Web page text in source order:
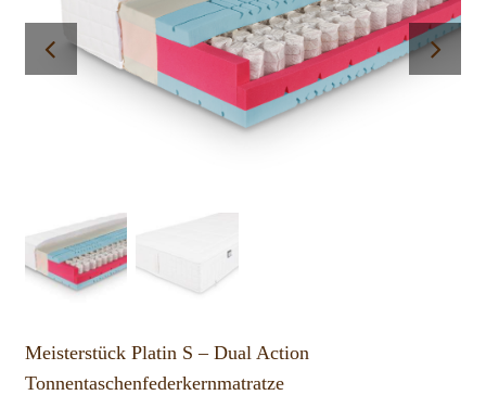
Meisterstück Platin S – Dual Action
Tonnentaschenfederkernmatratze